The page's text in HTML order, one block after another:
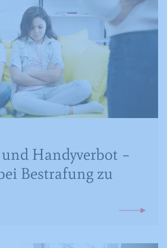
Handyverbot –
Bestrafung zu